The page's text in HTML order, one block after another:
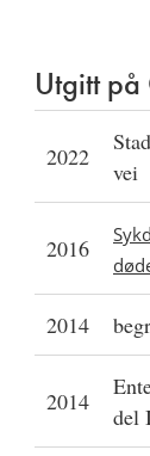
Utgitt
2022
vei
2016
2014
2014
del